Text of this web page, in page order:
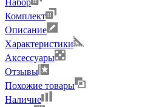
Комплект
Описание
Характеристики
Аксессуары
Отзывы
Похожие товары
Наличие